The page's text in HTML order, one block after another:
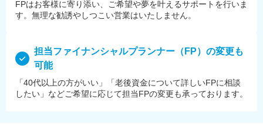
FPはお客様に寄り添い、ご希望や夢を叶えるサポートを⾏いま
す。無理な勧誘やしつこい営業はいたしません。
担当ファイナンシャルプランナー（FP）の変更も
可能
「40代以上の方がいい」「老後資金について詳しいFPに相談
したい」などご希望に応じて担当FPの変更も承っております。